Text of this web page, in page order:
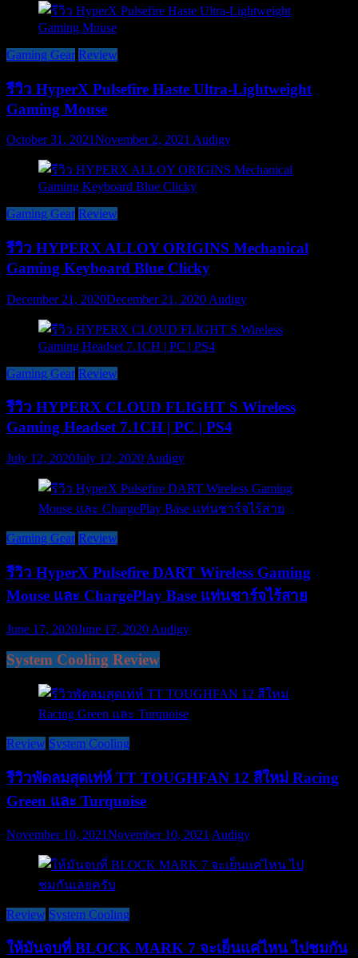
Gaming Gear Review
รีวิว HyperX Pulsefire Haste Ultra-Lightweight
Gaming Mouse
October 31, 2021November 2, 2021 Audigy
Gaming Gear Review
รีวิว HYPERX ALLOY ORIGINS Mechanical
Gaming Keyboard Blue Clicky
December 21, 2020December 21, 2020 Audigy
Gaming Gear Review
รีวิว HYPERX CLOUD FLIGHT S Wireless
Gaming Headset 7.1CH | PC | PS4
July 12, 2020July 12, 2020 Audigy
Gaming Gear Review
รีวิว HyperX Pulsefire DART Wireless Gaming
Mouse และ ChargePlay Base แท่นชาร์จไร้สาย
June 17, 2020June 17, 2020 Audigy
System Cooling Review
Review System Cooling
รีวิวพัดลมสุดเท่ห์ TT TOUGHFAN 12 สีใหม่ Racing
Green และ Turquoise
November 10, 2021November 10, 2021 Audigy
Review System Cooling
ให้มันจบที่ BLOCK MARK 7 จะเย็นแค่ไหน ไปชมกัน